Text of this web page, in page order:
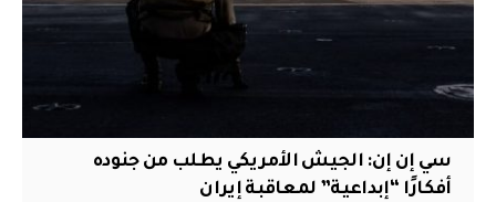
سي إن إن: الجيش الأمريكي يطلب من جنوده
أفكارًا “إبداعية” لمعاقبة إيران